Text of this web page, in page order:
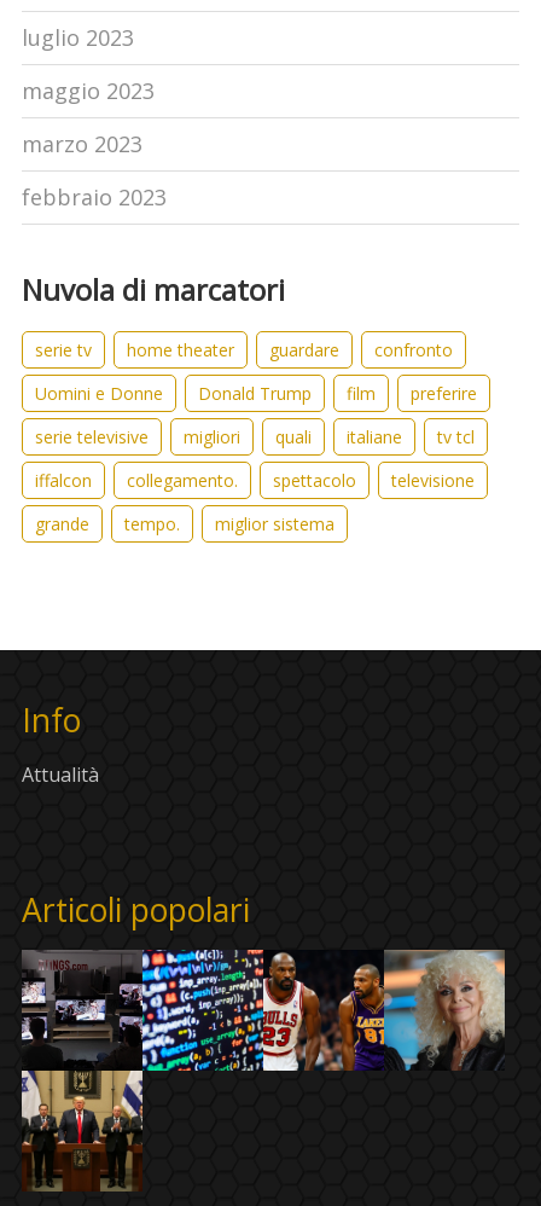
luglio 2023
maggio 2023
marzo 2023
febbraio 2023
Nuvola di marcatori
serie tv home theater guardare
confronto
Uomini e Donne
Donald Trump film
preferire
serie televisive
migliori quali italiane
tv tcl
iffalcon
collegamento. spettacolo
televisione
grande
tempo. miglior sistema
Info
Attualità
Articoli popolari